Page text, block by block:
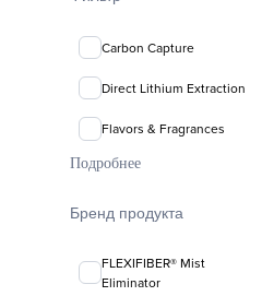
Carbon Capture
Direct Lithium Extraction
Flavors & Fragrances
Подробнее
Бренд продукта
FLEXIFIBER® Mist
Eliminator